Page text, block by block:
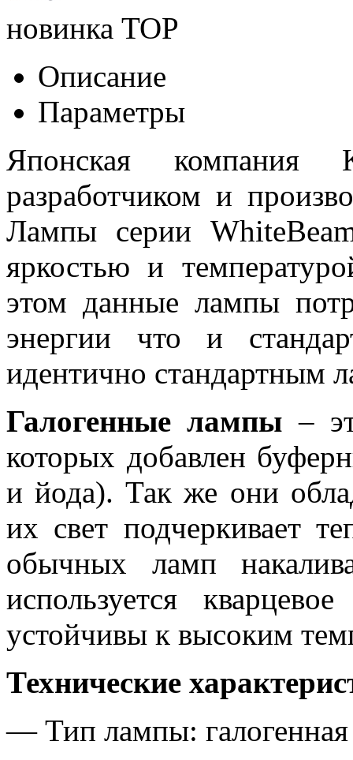
новинка TOP
Описание
Параметры
Японская компания
разработчиком и
Лампы серии
яркостью и
этом данные лампы
энергии что и
идентично стандартным
Галогенные лампы –
которых добавлен
и йода). Так же они
их свет подчеркивает
обычных ламп
используется
устойчивы к высоким
Технические
— Тип лампы: галогенная